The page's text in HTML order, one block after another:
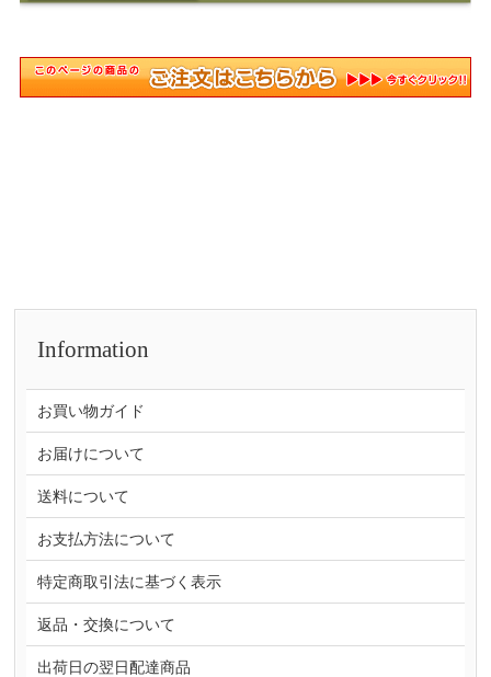
Information
お買い物ガイド
お届けについて
送料について
お支払方法について
特定商取引法に基づく表示
返品・交換について
出荷日の翌日配達商品